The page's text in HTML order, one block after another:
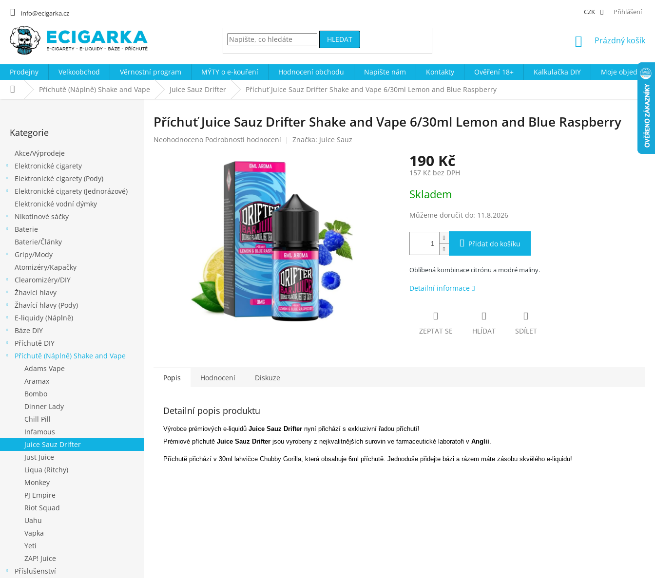
info@ecigarka.cz CZK Přihlášení
HLEDAT
NÁKUPNÍ
Prázdný košík
Prodejny Velkoobchod Věrnostní program MÝTY o e-kouření Hodnocení obchodu Napište nám Kontakty Ověření 18+ Kalkulačka DIY
Moje
Domů Příchutě (Náplně) Shake and Vape Juice Sauz Drifter Příchuť Juice Sauz Drifter Shake and Vape 6/30ml Lemon and Blue Raspberry
kategorie
Kategorie
Akce/Výprodeje
Elektronické cigarety
Elektronické cigarety (Pody)
Elektronické cigarety (Jednorázové)
Elektronické vodní dýmky
Nikotinové sáčky
Baterie
Baterie/Články
Gripy/Mody
Atomizéry/Kapačky
Clearomizéry/DIY
Žhavící hlavy
Žhavící hlavy (Pody)
E-liquidy (Náplně)
Báze DIY
Příchutě DIY
Příchutě (Náplně) Shake and Vape
Adams Vape
Aramax
Bombo
Dinner Lady
Chill Pill
Infamous
Juice Sauz Drifter
Just Juice
Liqua (Ritchy)
Monkey
PJ Empire
Riot Squad
Uahu
Vapka
Yeti
ZAP! Juice
Příslušenství
Příchuť Juice Sauz Drifter Shake and Vape 6/30ml Lemon and Blue Raspberry
Průměrné
Neohodnoceno Podrobnosti hodnocení Značka: Juice Sauz
190 Kč
157 Kč bez DPH
cena:
Skladem
Můžeme doručit do: 11.8.2026
Přidat do košíku
Oblíbená kombinace citrónu a modré maliny.
Detailní informace
ZEPTAT SE HLÍDAT SDÍLET
Popis Hodnocení Diskuze
Detailní popis produktu
Výrobce prémiových e-liquidů Juice Sauz Drifter nyní přichází s exkluzivní řadou příchutí!
Prémiové příchutě Juice Sauz Drifter jsou vyrobeny z nejkvalitnějších surovin ve farmaceutické laboratoři v Anglii
Příchutě přichází v 30ml lahvičce Chubby Gorilla, která obsahuje 6ml příchutě. Jednoduše přidejte bázi a rázem máte zásobu skvělého e-liquidu!